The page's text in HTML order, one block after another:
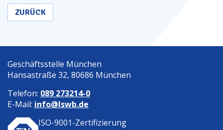
ZURÜCK
Geschäftsstelle München
Hansastraße 32, 80686 München
Telefon: 089 273214-0
E-Mail: info@lswb.de
ISO-9001-Zertifizierung